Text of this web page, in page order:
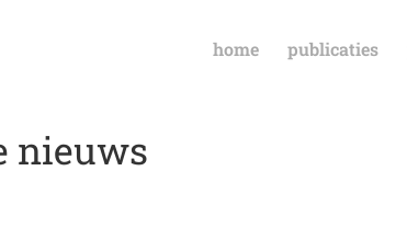
home publicaties
nieuws